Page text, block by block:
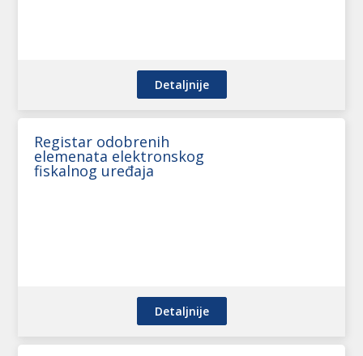
Detaljnije
Registar odobrenih
elemenata elektronskog
fiskalnog uređaja
Detaljnije